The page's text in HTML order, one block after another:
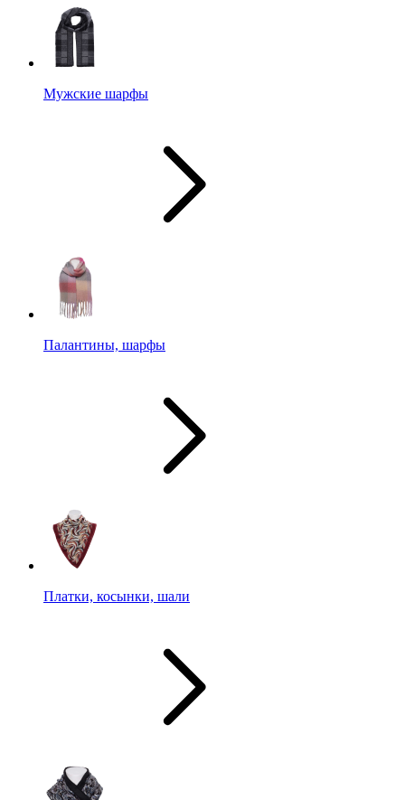
Мужские шарфы
Палантины, шарфы
Платки, косынки, шали